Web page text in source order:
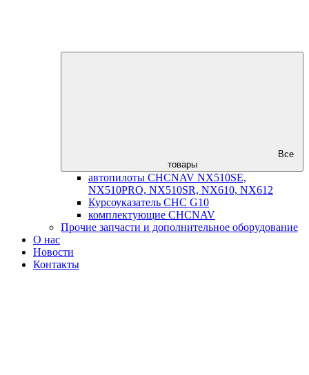
Все
товары
автопилоты CHCNAV NX510SE,
NX510PRO, NX510SR, NX610, NX612
Курсоуказатель CHC G10
комплектующие CHCNAV
Прочие запчасти и дополнительное оборудование
О нас
Новости
Контакты